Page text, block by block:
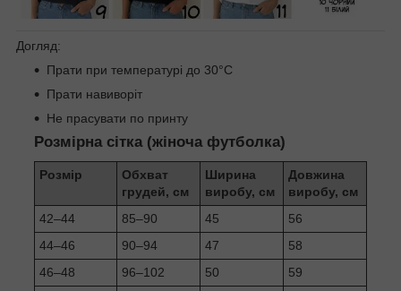
Догляд:
Прати при температурі до 30°C
Прати навиворіт
Не прасувати по принту
Розмірна сітка (жіноча футболка)
Розмір
Обхват
грудей, см
Ширина
виробу, см
Довжина
виробу, см
42–44
85–90 45
56
44–46
90–94 47
58
46–48
96–102 50
59